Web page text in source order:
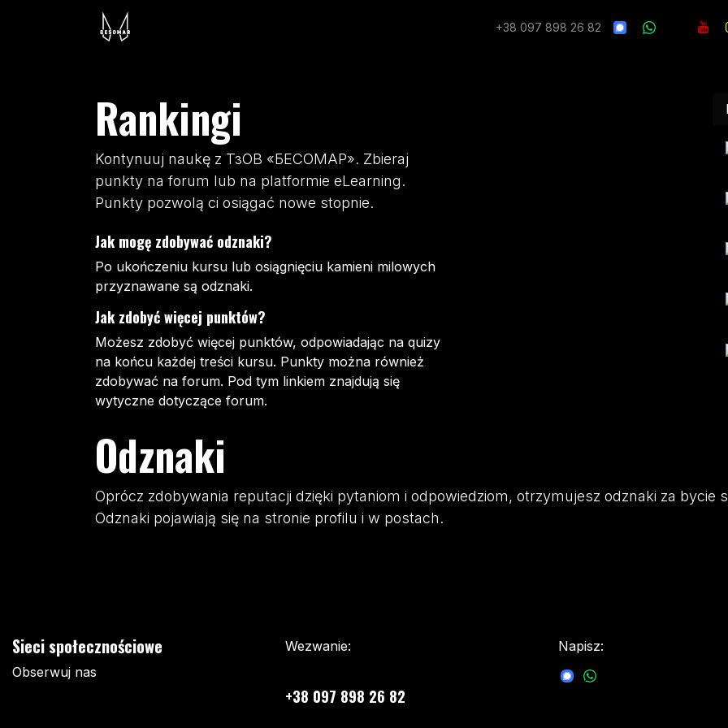
Skip to Content
Other Models Inne modele Skontaktuj się z
+38 097 898 26 82
Rankingi
Kontynuuj naukę z ТзОВ «БЕСОМАР». Zbieraj
punkty na forum lub na platformie eLearning.
Punkty pozwolą ci osiągać nowe stopnie.
Jak mogę zdobywać odznaki?
Po ukończeniu kursu lub osiągnięciu kamieni milowych
przyznawane są odznaki.
Jak zdobyć więcej punktów?
Możesz zdobyć więcej punktów, odpowiadając na quizy
na końcu każdej treści kursu. Punkty można również
zdobywać na forum. Pod tym linkiem znajdują się
wytyczne dotyczące forum.
Odznaki
Oprócz zdobywania reputacji dzięki pytaniom i odpowiedziom, otrzymujesz odznaki za bycie
Odznaki pojawiają się na stronie profilu i w postach.
Sieci społecznościowe
Obserwuj nas
Wezwanie:
+38 097 898 26 82
Napisz: